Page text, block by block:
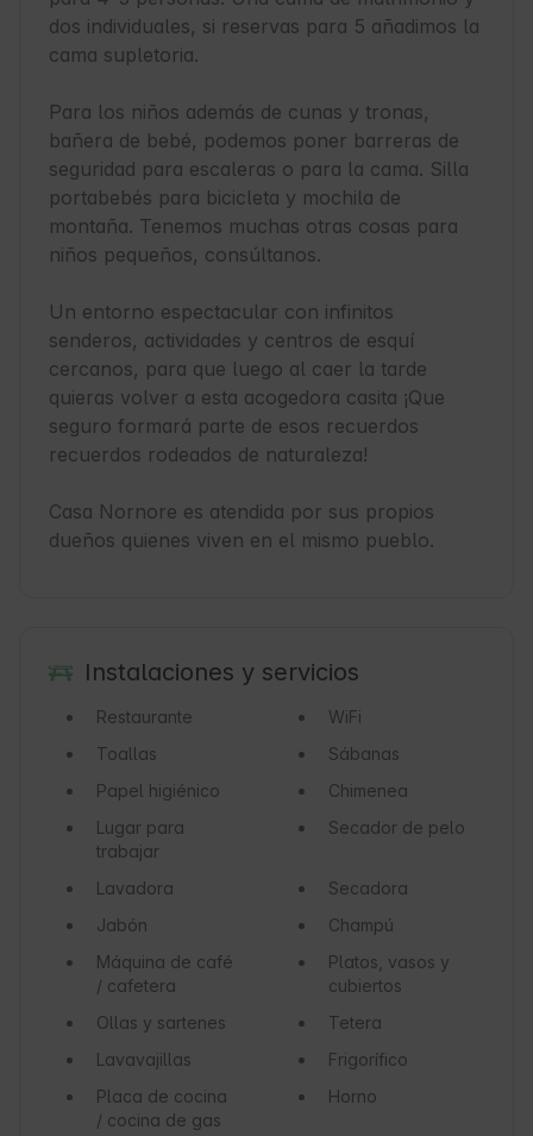
dos individuales, si reservas para 5 añadimos la
cama supletoria.
Para los niños además de cunas y tronas,
bañera de bebé, podemos poner barreras de
seguridad para escaleras o para la cama. Silla
portabebés para bicicleta y mochila de
montaña. Tenemos muchas otras cosas para
niños pequeños, consúltanos.
Un entorno espectacular con infinitos
senderos, actividades y centros de esquí
cercanos, para que luego al caer la tarde
quieras volver a esta acogedora casita ¡Que
seguro formará parte de esos recuerdos
recuerdos rodeados de naturaleza!
Casa Nornore es atendida por sus propios
dueños quienes viven en el mismo pueblo.
Instalaciones y servicios
Restaurante
WiFi
Toallas
Sábanas
Papel higiénico
Chimenea
Lugar para
trabajar
Secador de pelo
Lavadora
Secadora
Jabón
Champú
Máquina de café
/ cafetera
Platos, vasos y
cubiertos
Ollas y sartenes
Tetera
Lavavajillas
Frigorífico
Placa de cocina
/ cocina de gas
Horno